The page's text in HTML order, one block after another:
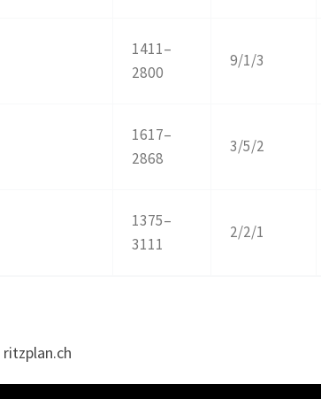
1411–
2800
9/1/3
1617–
2868
3/5/2
1375–
3111
2/2/1